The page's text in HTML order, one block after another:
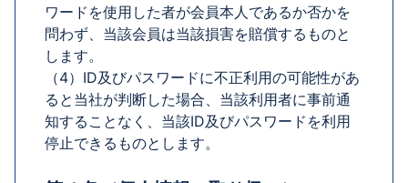
ワードを使用した者が会員本人であるか否かを
問わず、当該会員は当該損害を賠償するものと
します。
（4）ID及びパスワードに不正利用の可能性があ
ると当社が判断した場合、当該利用者に事前通
知することなく、当該ID及びパスワードを利用
停止できるものとします。